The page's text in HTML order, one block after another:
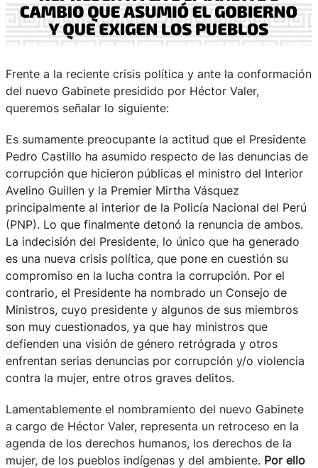
Frente a la reciente crisis política y ante la conformación
del nuevo Gabinete presidido por Héctor Valer,
queremos señalar lo siguiente:
Es sumamente preocupante la actitud que el Presidente
Pedro Castillo ha asumido respecto de las denuncias de
corrupción que hicieron públicas el ministro del Interior
Avelino Guillen y la Premier Mirtha Vásquez
principalmente al interior de la Policía Nacional del Perú
(PNP). Lo que finalmente detonó la renuncia de ambos.
La indecisión del Presidente, lo único que ha generado
es una nueva crisis política, que pone en cuestión su
compromiso en la lucha contra la corrupción. Por el
contrario, el Presidente ha nombrado un Consejo de
Ministros, cuyo presidente y algunos de sus miembros
son muy cuestionados, ya que hay ministros que
defienden una visión de género retrógrada y otros
enfrentan serias denuncias por corrupción y/o violencia
contra la mujer, entre otros graves delitos.
Lamentablemente el nombramiento del nuevo Gabinete
a cargo de Héctor Valer, representa un retroceso en la
agenda de los derechos humanos, los derechos de la
mujer, de los pueblos indígenas y del ambiente. Por ello